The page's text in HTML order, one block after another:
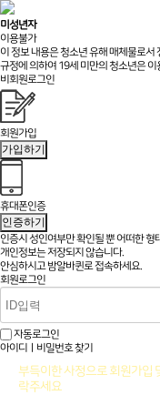
미성년자
이용불가
이 정보 내용은 청소년 유해 매체물로
규정에 의하여 19세 미만의 청소년은 이
비회원로그인
회원가입
가입하기
휴대폰인증
인증하기
인증시 성인여부만 확인될 뿐어떠한 형
개인정보는 저장되지 않습니다.
안심하시고 밤알바퀸로 접속하세요.
회원로그인
자동로그인
아이디ㅣ비밀번호 찾기
부득이한 사정으로 회원가입
락주세요